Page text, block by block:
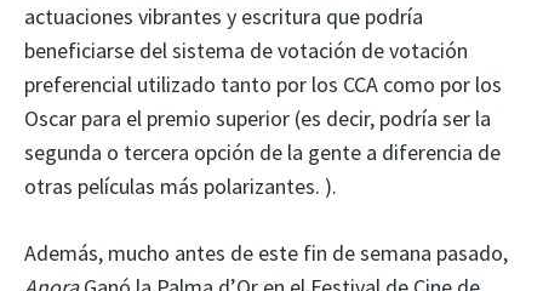
actuaciones vibrantes y escritura que podría
beneficiarse del sistema de votación de votación
preferencial utilizado tanto por los CCA como por los
Oscar para el premio superior (es decir, podría ser la
segunda o tercera opción de la gente a diferencia de
otras películas más polarizantes. ).
Además, mucho antes de este fin de semana pasado,